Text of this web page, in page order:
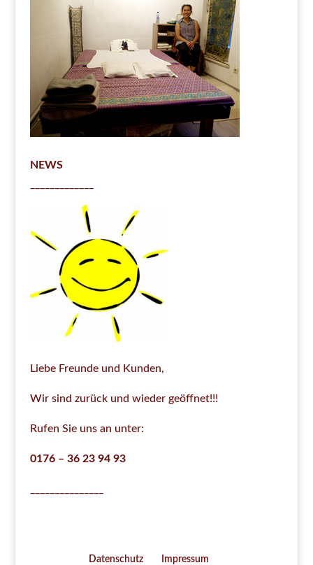
NEWS
Liebe Freunde und Kunden,
Wir sind zurück und wieder geöffnet!!!
Rufen Sie uns an unter:
0176 – 36 23 94 93
Datenschutz Impressum